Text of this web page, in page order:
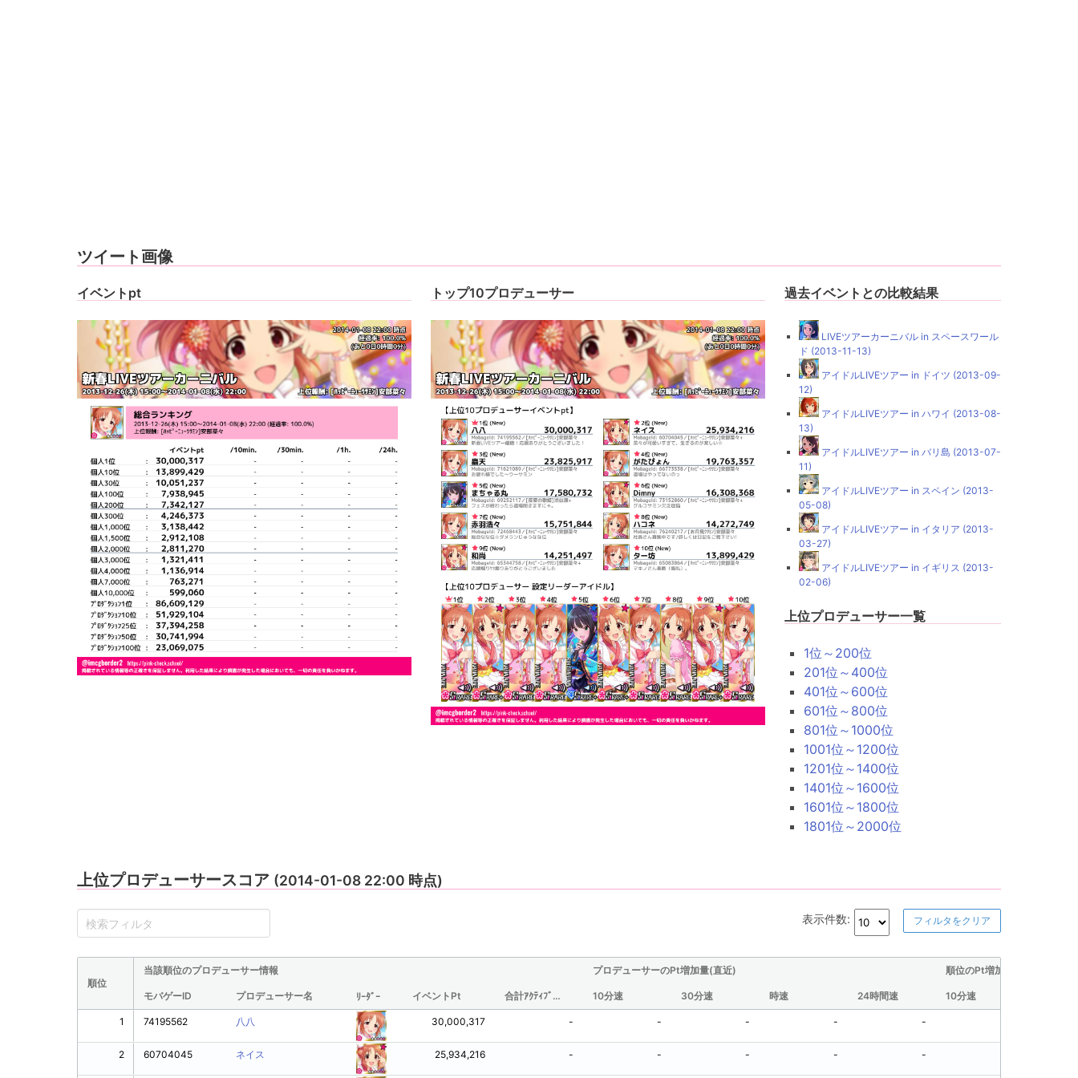
ツイート画像
イベントpt トップ10プロデューサー 過去イベントとの比較結果
LIVEツアーカーニバル in スペースワール
ド (2013-11-13)
アイドルLIVEツアー in ドイツ (2013-09-
12)
アイドルLIVEツアー in ハワイ (2013-08-
13)
アイドルLIVEツアー in バリ島 (2013-07-
11)
アイドルLIVEツアー in スペイン (2013-
05-08)
アイドルLIVEツアー in イタリア (2013-
03-27)
アイドルLIVEツアー in イギリス (2013-
02-06)
上位プロデューサー一覧
1位～200位
201位～400位
401位～600位
601位～800位
801位～1000位
1001位～1200位
1201位～1400位
1401位～1600位
1601位～1800位
1801位～2000位
上位プロデューサースコア (2014-01-08 22:00 時点)
表示件数: フィルタをクリア
順位
当該順位のプロデューサー情報 プロデューサーのPt増加量(直近) 順位のPt増加量(直近)
モバゲーID プロデューサー名 ﾘｰﾀﾞｰ イベントPt 合計ｱｸﾃｨﾌﾞ時間(分/観測されたものからの推定値) 10分速 30分速 時速 24時間速 10分速
1
2
74195562 八八 30,000,317 - - - - -
60704045 ネイス 25,934,216 - - - - -